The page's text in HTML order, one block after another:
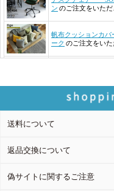
送料について
返品交換について
偽サイトに関するご注意